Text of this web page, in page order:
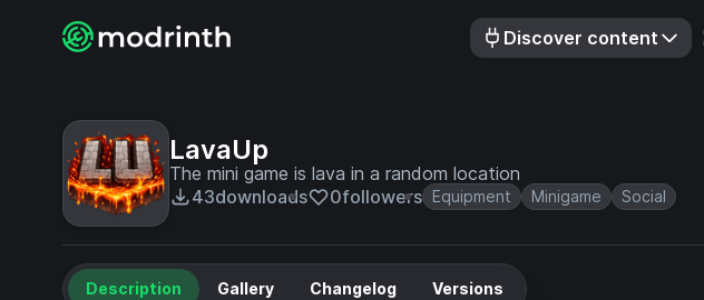
Discover content
LavaUp
The mini game is lava in a random location
43downloads 0followers Equipment Minigame Social
Description Gallery Changelog Versions